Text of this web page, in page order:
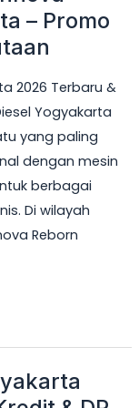
– Promo
2026 Terbaru &
Yogyakarta
yang paling
dengan mesin
berbagai
Di wilayah
Reborn